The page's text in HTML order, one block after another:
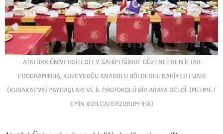
ATATÜRK ÜNİVERSİTESİ EV SAHİPLİĞİNDE DÜZENLENEN İFTAR
PROGRAMINDA, KUZEYDOĞU ANADOLU BÖLGESEL KARİYER FUARI
(KUDAKAF’26) PAYDAŞLARI VE İL PROTOKOLÜ BİR ARAYA GELDİ. (MEHMET
EMİN KIZILCA/ERZURUM-İHA)